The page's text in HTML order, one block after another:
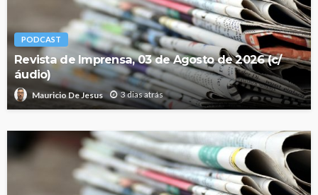
PODCAST
Revista de Imprensa, 03 de Agosto de 2026 (c/
áudio)
Mauricio De Jesus 3 dias atrás